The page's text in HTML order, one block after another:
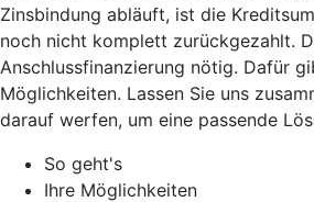
Zinsbindung abläuft, ist die
noch nicht komplett zurückgezahlt.
Anschlussfinanzierung nötig. Dafür
Möglichkeiten. Lassen Sie uns
darauf werfen, um eine passende
So geht's
Ihre Möglichkeiten